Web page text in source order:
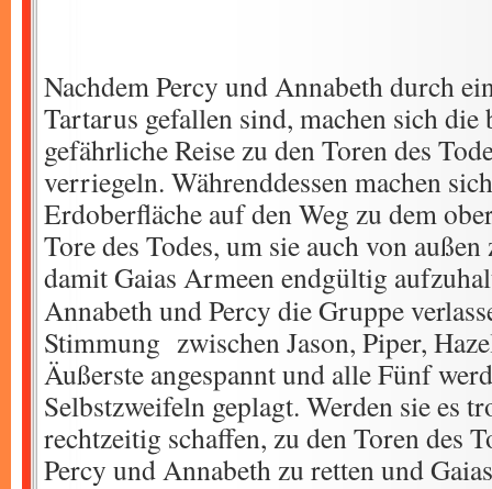
Nachdem Percy und Annabeth durch
Tartarus gefallen sind, machen sich die
gefährliche Reise zu den Toren des
verriegeln. Währenddessen machen
Erdoberfläche auf den Weg zu dem
Tore des Todes, um sie auch von
damit Gaias Armeen endgültig
Annabeth und Percy die Gruppe
Stimmung zwischen Jason, Piper,
Äußerste angespannt und alle Fünf
Selbstzweifeln geplagt. Werden sie es
rechtzeitig schaffen, zu den Toren des
Percy und Annabeth zu retten und